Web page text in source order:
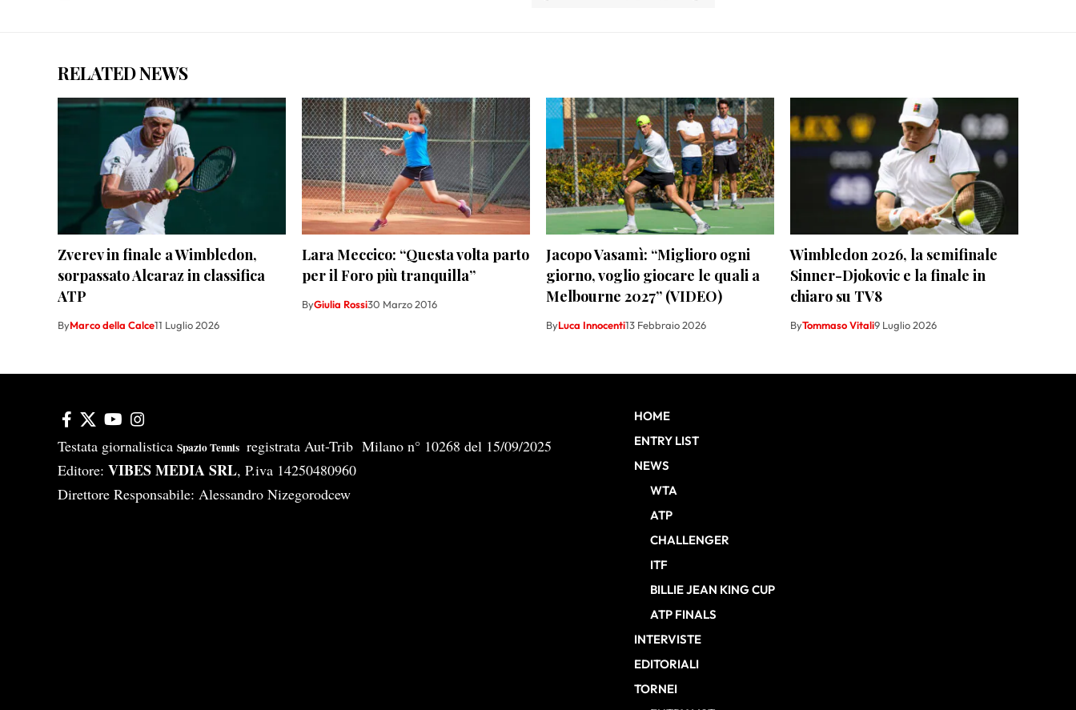
RELATED NEWS
Zverev in finale a Wimbledon,
sorpassato Alcaraz in classifica
ATP
ByMarco della Calce11 Luglio 2026
Lara Meccico: “Questa volta parto
per il Foro più tranquilla”
ByGiulia Rossi30 Marzo 2016
Jacopo Vasamì: “Miglioro ogni
giorno, voglio giocare le quali a
Melbourne 2027” (VIDEO)
ByLuca Innocenti13 Febbraio 2026
Wimbledon 2026, la semifinale
Sinner-Djokovic e la finale in
chiaro su TV8
ByTommaso Vitali9 Luglio 2026
Testata giornalistica Spazio Tennis registrata Aut-Trib Milano n° 10268 del 15/09/2025
Editore: VIBES MEDIA SRL, P.iva 14250480960
Direttore Responsabile: Alessandro Nizegorodcew
HOME
ENTRY LIST
NEWS
WTA
ATP
CHALLENGER
ITF
BILLIE JEAN KING CUP
ATP FINALS
INTERVISTE
EDITORIALI
TORNEI